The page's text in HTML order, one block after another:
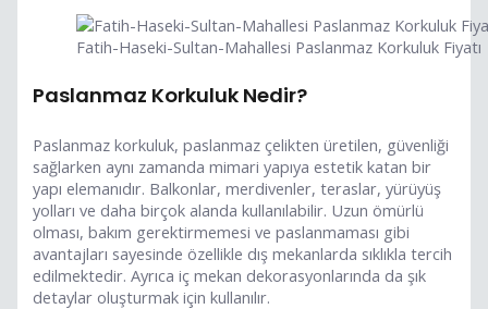
Fatih-Haseki-Sultan-Mahallesi Paslanmaz Korkuluk Fiyatı
Paslanmaz Korkuluk Nedir?
Paslanmaz korkuluk, paslanmaz çelikten üretilen, güvenliği
sağlarken aynı zamanda mimari yapıya estetik katan bir
yapı elemanıdır. Balkonlar, merdivenler, teraslar, yürüyüş
yolları ve daha birçok alanda kullanılabilir. Uzun ömürlü
olması, bakım gerektirmemesi ve paslanmaması gibi
avantajları sayesinde özellikle dış mekanlarda sıklıkla tercih
edilmektedir. Ayrıca iç mekan dekorasyonlarında da şık
detaylar oluşturmak için kullanılır.